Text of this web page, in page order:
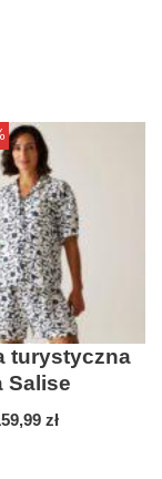
turystyczna
Salise
zł